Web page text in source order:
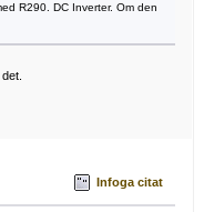
R290. DC Inverter. Om den
Infoga citat